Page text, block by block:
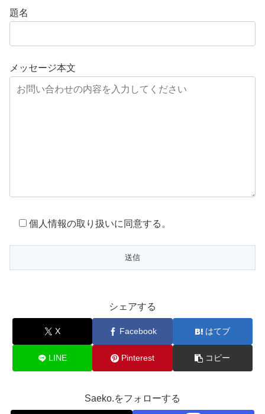
題名
メッセージ本文
個人情報の取り扱いに同意する。
シェアする
X Facebook はてブ
LINE Pinterest コピー
Saeko.をフォローする